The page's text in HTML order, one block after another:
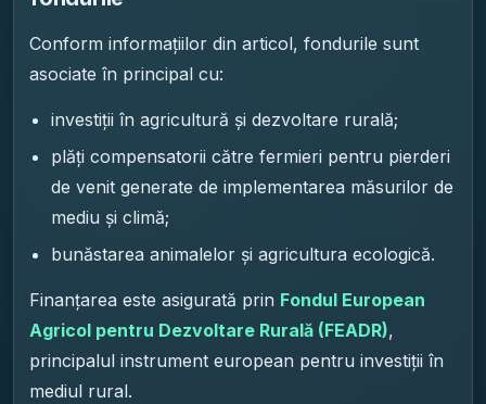
Conform informațiilor din articol, fondurile sunt
asociate în principal cu:
investiții în agricultură și dezvoltare rurală;
plăți compensatorii către fermieri pentru pierderi
de venit generate de implementarea măsurilor de
mediu și climă;
bunăstarea animalelor și agricultura ecologică.
Finanțarea este asigurată prin Fondul European
Agricol pentru Dezvoltare Rurală (FEADR),
principalul instrument european pentru investiții în
mediul rural.